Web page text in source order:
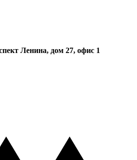
Ленина, дом 27, офис 1